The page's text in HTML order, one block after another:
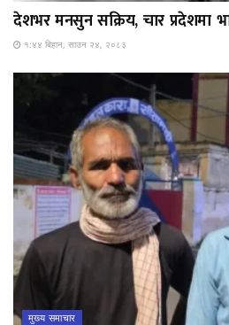
देशभर मनसुन सक्रिय, चार प्रदेशमा
१:४४ बिहान, साउन २४, २०८३
मुख्य समाचार